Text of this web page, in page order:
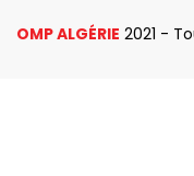
OMP ALGÉRIE 2021 -